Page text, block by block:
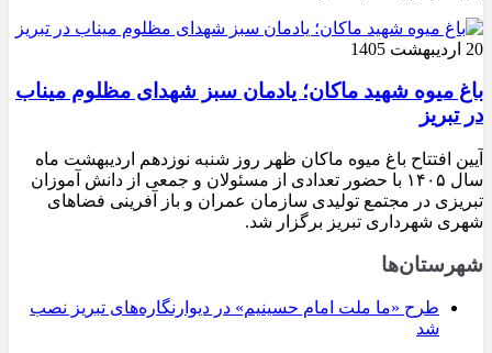
20 اردیبهشت 1405
باغ میوه شهید ماکان؛ یادمان سبز شهدای مظلوم میناب
در تبریز
آیین افتتاح باغ میوه ماکان ظهر روز شنبه نوزدهم اردیبهشت ماه
سال ۱۴۰۵ با حضور تعدادی از مسئولان و جمعی از دانش آموزان
تبریزی در مجتمع تولیدی سازمان عمران و باز آفرینی فضاهای
شهری شهرداری تبریز برگزار شد.
شهرستان‌ها
طرح «ما ملت امام حسینیم» در دیوارنگاره‌های تبریز نصب
شد